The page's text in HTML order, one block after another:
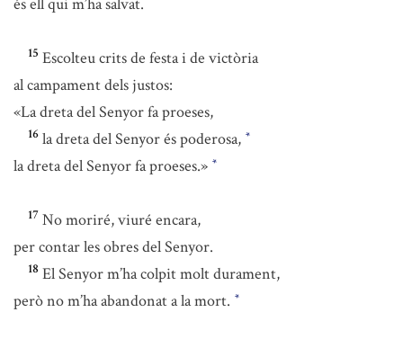
15 Escolteu crits de festa i de victòria
al campament dels justos:
«La dreta del Senyor fa proeses,
16 la dreta del Senyor és poderosa, *
la dreta del Senyor fa proeses.» *
17 No moriré, viuré encara,
per contar les obres del Senyor.
18 El Senyor m’ha colpit molt durament,
però no m’ha abandonat a la mort. *